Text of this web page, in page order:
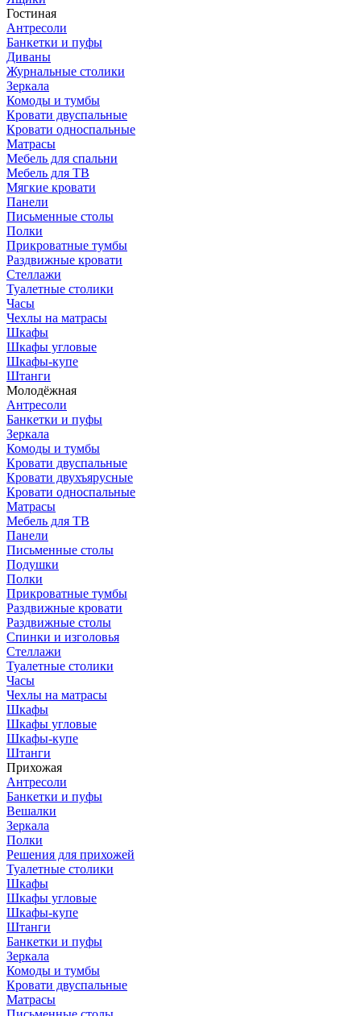
Гостиная
Антресоли
Банкетки и пуфы
Диваны
Журнальные столики
Зеркала
Комоды и тумбы
Кровати двуспальные
Кровати односпальные
Матрасы
Мебель для спальни
Мебель для ТВ
Мягкие кровати
Панели
Письменные столы
Полки
Прикроватные тумбы
Раздвижные кровати
Стеллажи
Туалетные столики
Часы
Чехлы на матрасы
Шкафы
Шкафы угловые
Шкафы-купе
Штанги
Молодёжная
Антресоли
Банкетки и пуфы
Зеркала
Комоды и тумбы
Кровати двуспальные
Кровати двухъярусные
Кровати односпальные
Матрасы
Мебель для ТВ
Панели
Письменные столы
Подушки
Полки
Прикроватные тумбы
Раздвижные кровати
Раздвижные столы
Спинки и изголовья
Стеллажи
Туалетные столики
Часы
Чехлы на матрасы
Шкафы
Шкафы угловые
Шкафы-купе
Штанги
Прихожая
Антресоли
Банкетки и пуфы
Вешалки
Зеркала
Полки
Решения для прихожей
Туалетные столики
Шкафы
Шкафы угловые
Шкафы-купе
Штанги
Банкетки и пуфы
Зеркала
Комоды и тумбы
Кровати двуспальные
Матрасы